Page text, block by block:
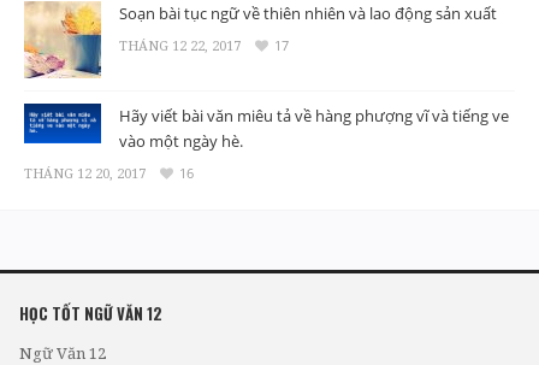
Soạn bài tục ngữ về thiên nhiên và lao động sản xuất
THÁNG 12 22, 2017 17
Hãy viết bài văn miêu tả về hàng phượng vĩ và tiếng ve
vào một ngày hè.
THÁNG 12 20, 2017 16
HỌC TỐT NGỮ VĂN 12
Ngữ Văn 12